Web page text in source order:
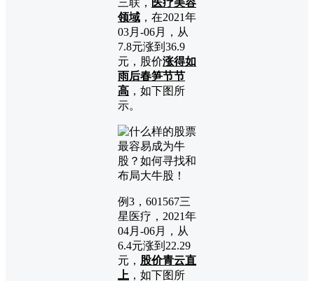
领域 ，在2021年
03月-06月，从
7.8元涨到36.9
元，股价涨得如
雨后春笋节节
高 ，如下图所
示。
例3，601567三
星医疗，2021年
04月-06月，从
6.4元涨到22.29
元， 股价青云直
上 ，如下图所